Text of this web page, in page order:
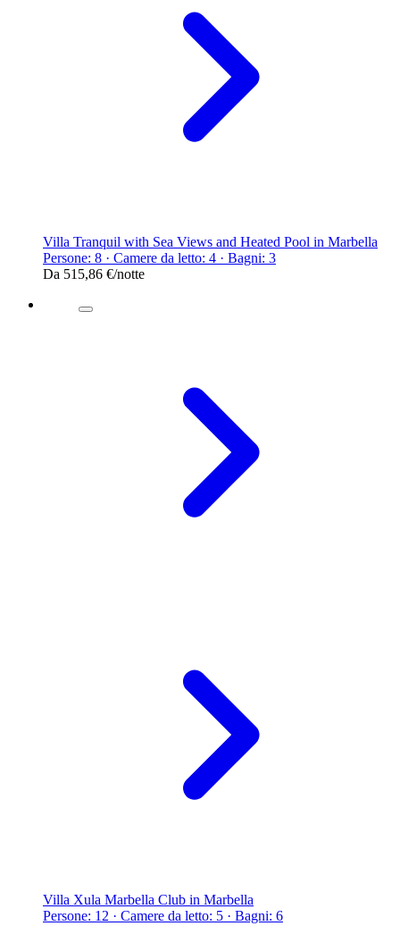
Villa Tranquil with Sea Views and Heated Pool in Marbella
Persone: 8 · Camere da letto: 4 · Bagni: 3
Da 515,86 €/notte
Villa Xula Marbella Club in Marbella
Persone: 12 · Camere da letto: 5 · Bagni: 6